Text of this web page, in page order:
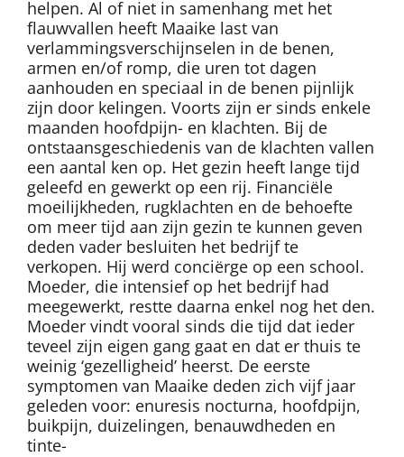
helpen. Al of niet in samenhang met het
flauwvallen heeft Maaike last van
verlammingsverschijnselen in de benen,
armen en/of romp, die uren tot dagen
aanhouden en speciaal in de benen pijnlijk
zijn door kelingen. Voorts zijn er sinds enkele
maanden hoofdpijn- en klachten. Bij de
ontstaansgeschiedenis van de klachten vallen
een aantal ken op. Het gezin heeft lange tijd
geleefd en gewerkt op een rij. Financiële
moeilijkheden, rugklachten en de behoefte
om meer tijd aan zijn gezin te kunnen geven
deden vader besluiten het bedrijf te
verkopen. Hij werd conciërge op een school.
Moeder, die intensief op het bedrijf had
meegewerkt, restte daarna enkel nog het den.
Moeder vindt vooral sinds die tijd dat ieder
teveel zijn eigen gang gaat en dat er thuis te
weinig ‘gezelligheid’ heerst. De eerste
symptomen van Maaike deden zich vijf jaar
geleden voor: enuresis nocturna, hoofdpijn,
buikpijn, duizelingen, benauwdheden en
tinte-